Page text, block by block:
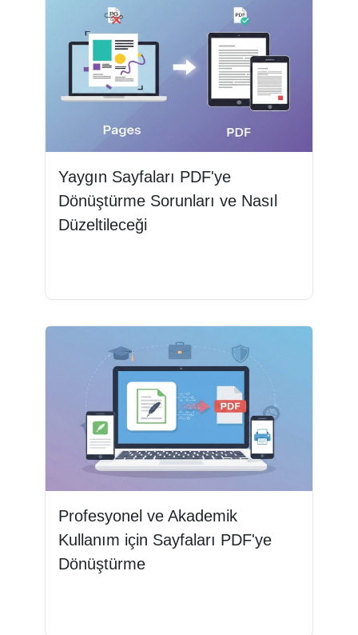
Yaygın Sayfaları PDF'ye
Dönüştürme Sorunları ve Nasıl
Düzeltileceği
Profesyonel ve Akademik
Kullanım için Sayfaları PDF'ye
Dönüştürme